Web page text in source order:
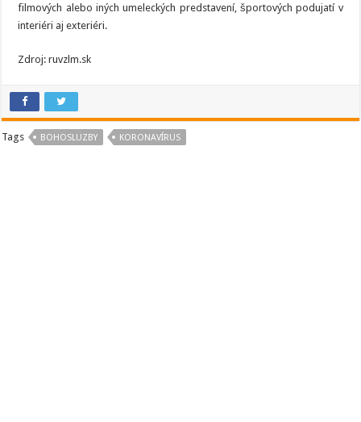
filmových alebo iných umeleckých predstavení, športových podujatí v
interiéri aj exteriéri.
Zdroj: ruvzlm.sk
Tags BOHOSLUZBY KORONAVÍRUS